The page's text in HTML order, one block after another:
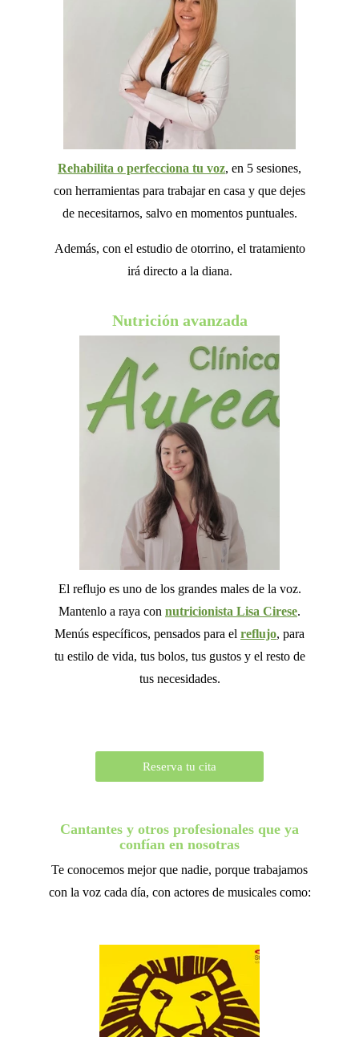
Rehabilita o perfecciona tu voz, en 5 sesiones,
con herramientas para trabajar en casa y que dejes
de necesitarnos, salvo en momentos puntuales.
Además, con el estudio de otorrino, el tratamiento
irá directo a la diana.
Nutrición avanzada
El reflujo es uno de los grandes males de la voz.
Mantenlo a raya con nutricionista Lisa Cirese.
Menús específicos, pensados para el reflujo, para
tu estilo de vida, tus bolos, tus gustos y el resto de
tus necesidades.
Reserva tu cita
Cantantes y otros profesionales que ya
confían en nosotras
Te conocemos mejor que nadie, porque trabajamos
con la voz cada día, con actores de musicales como: